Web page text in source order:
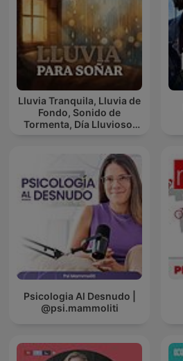
Lluvia Tranquila, Lluvia de
Fondo, Sonido de
Tormenta, Día Lluvioso,
Psicologia Al Desnudo |
@psi.mammoliti